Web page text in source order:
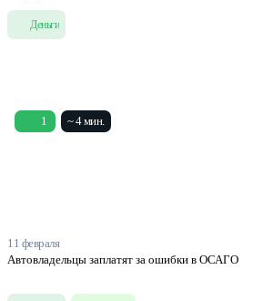
Деньги
1 ~ 4 мин.
11 февраля
Автовладельцы заплатят за ошибки в ОСАГО